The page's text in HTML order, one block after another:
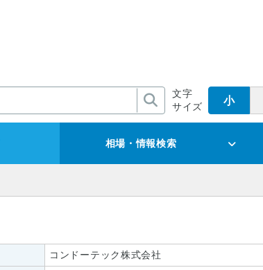
文字
サイズ
小
相場・情報検索
コンドーテック株式会社